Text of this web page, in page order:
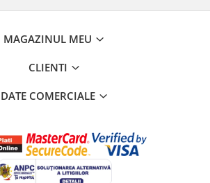
MAGAZINUL MEU
CLIENTI
DATE COMERCIALE